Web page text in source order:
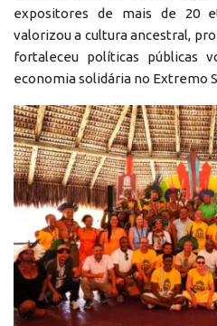
expositores de mais de 20
valorizou a cultura ancestral,
fortaleceu políticas públicas
economia solidária no Extremo